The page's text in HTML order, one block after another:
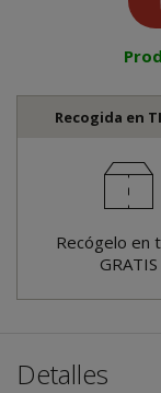
Recogida en
Recógelo en
GRATIS
Detalles